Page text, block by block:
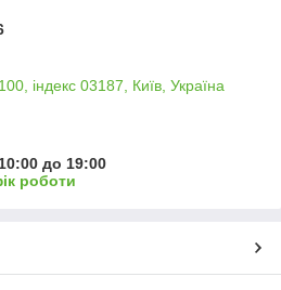
індекс 03187, Київ, Україна
до 19:00
роботи